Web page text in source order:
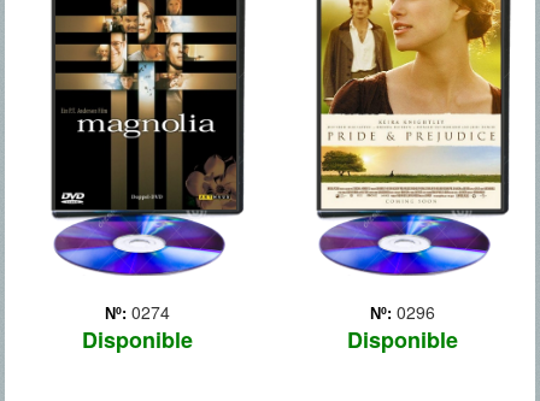
Nº: 0274
Disponible
Nº: 0296
Disponible